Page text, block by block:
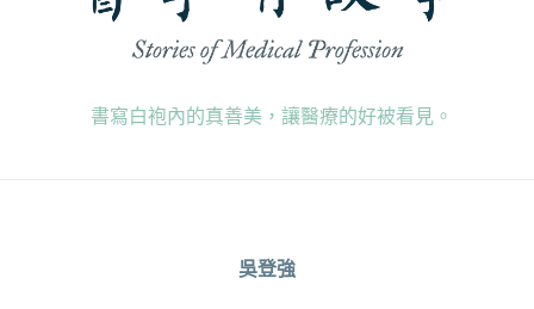
書寫白袍內的真善美，讓醫療的好被看見。
吳登強